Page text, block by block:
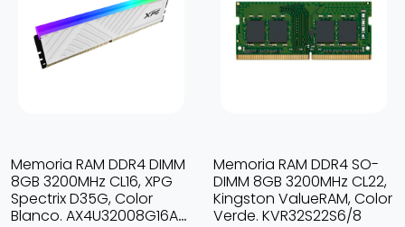
Memoria RAM DDR4 DIMM
8GB 3200MHz CL16, XPG
Spectrix D35G, Color
Blanco. AX4U32008G16A-
Memoria RAM DDR4 SO-
DIMM 8GB 3200MHz CL22,
Kingston ValueRAM, Color
Verde. KVR32S22S6/8